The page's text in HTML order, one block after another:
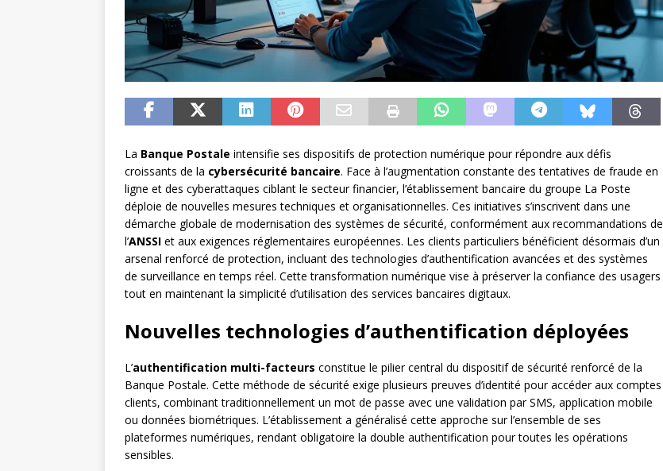
La Banque Postale intensifie ses dispositifs de protection numérique pour répondre aux défis
croissants de la cybersécurité bancaire. Face à l’augmentation constante des tentatives de fraude en
ligne et des cyberattaques ciblant le secteur financier, l’établissement bancaire du groupe La Poste
déploie de nouvelles mesures techniques et organisationnelles. Ces initiatives s’inscrivent dans une
démarche globale de modernisation des systèmes de sécurité, conformément aux recommandations de
l’ANSSI et aux exigences réglementaires européennes. Les clients particuliers bénéficient désormais d’un
arsenal renforcé de protection, incluant des technologies d’authentification avancées et des systèmes
de surveillance en temps réel. Cette transformation numérique vise à préserver la confiance des usagers
tout en maintenant la simplicité d’utilisation des services bancaires digitaux.
Nouvelles technologies d’authentification déployées
L’authentification multi-facteurs constitue le pilier central du dispositif de sécurité renforcé de la
Banque Postale. Cette méthode de sécurité exige plusieurs preuves d’identité pour accéder aux comptes
clients, combinant traditionnellement un mot de passe avec une validation par SMS, application mobile
ou données biométriques. L’établissement a généralisé cette approche sur l’ensemble de ses
plateformes numériques, rendant obligatoire la double authentification pour toutes les opérations
sensibles.